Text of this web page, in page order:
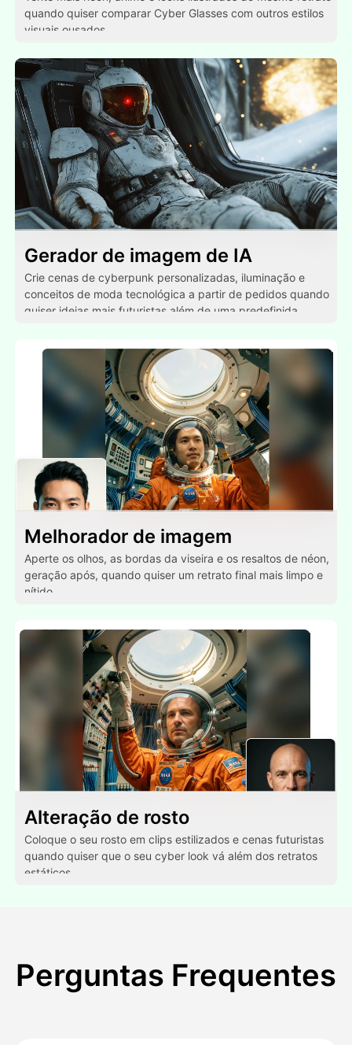
quando quiser comparar Cyber Glasses com outros estilos
visuais ousados.
Gerador de imagem de IA
Crie cenas de cyberpunk personalizadas, iluminação e
conceitos de moda tecnológica a partir de pedidos quando
quiser ideias mais futuristas além de uma predefinida.
Melhorador de imagem
Aperte os olhos, as bordas da viseira e os resaltos de néon,
geração após, quando quiser um retrato final mais limpo e
nítido.
Alteração de rosto
Coloque o seu rosto em clips estilizados e cenas futuristas
quando quiser que o seu cyber look vá além dos retratos
estáticos.
Perguntas Frequentes